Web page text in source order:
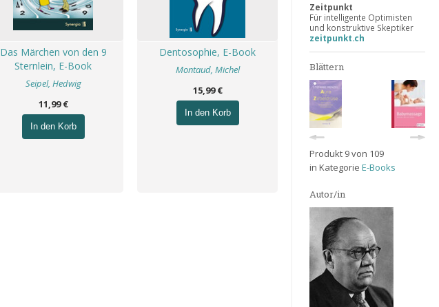
Das Märchen von den 9
Sternlein, E-Book
Seipel, Hedwig
11,99 €
In den Korb
Dentosophie, E-Book
Montaud, Michel
15,99 €
In den Korb
Zeitpunkt
Für intelligente Optimisten
und konstruktive Skeptiker
zeitpunkt.ch
Blättern
Produkt 9 von 109
in Kategorie E-Books
Autor/in